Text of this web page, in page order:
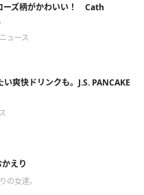
ーズ柄がかわいい！ Cath
ュース
爽快ドリンクも。J.S. PANCAKE
かえり
の女達。